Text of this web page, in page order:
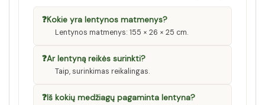
❓Kokie yra lentynos matmenys?
Lentynos matmenys: 155 × 26 × 25 cm.
❓Ar lentyną reikės surinkti?
Taip, surinkimas reikalingas.
❓Iš kokių medžiagų pagaminta lentyna?